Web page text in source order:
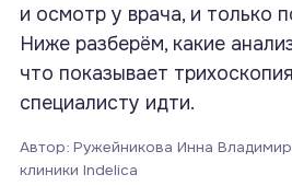
и осмотр у врача, и только
Ниже разберём, какие
что показывает
специалисту идти.
Автор: Ружейникова Инна
клиники Indelica